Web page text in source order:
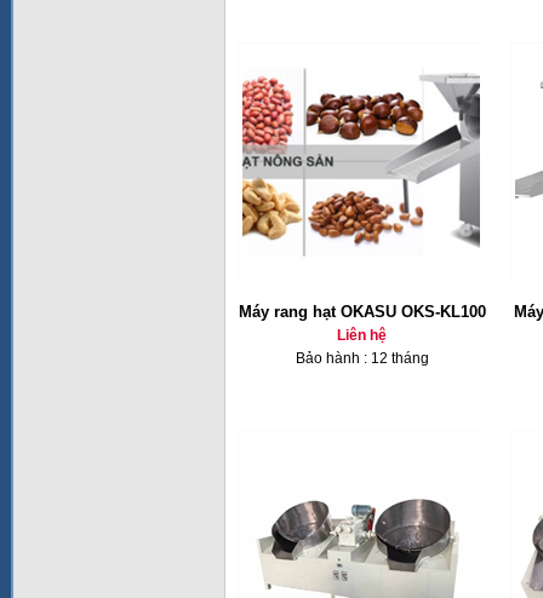
Máy rang hạt OKASU OKS-KL100
Liên hệ
Bảo hành : 12 tháng